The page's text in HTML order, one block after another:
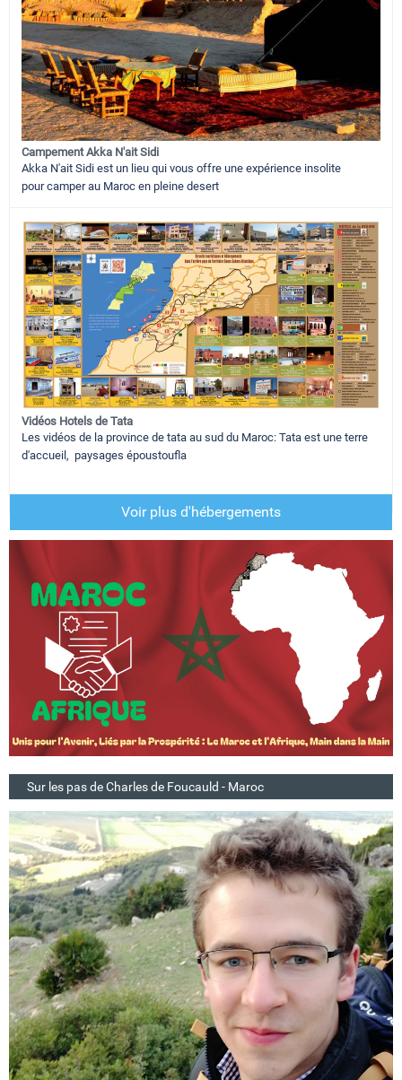
Campement Akka N'ait Sidi
Akka N'ait Sidi est un lieu qui vous offre une expérience insolite
pour camper au Maroc en pleine desert
Vidéos Hotels de Tata
Les vidéos de la province de tata au sud du Maroc: Tata est une terre
d'accueil, paysages époustoufla
Voir plus d'hébergements
Sur les pas de Charles de Foucauld - Maroc